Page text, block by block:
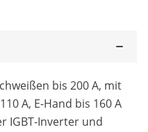
bis 200 A, mit
A, E-Hand bis 160 A
IGBT-Inverter und